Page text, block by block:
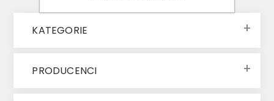
KATEGORIE
PRODUCENCI